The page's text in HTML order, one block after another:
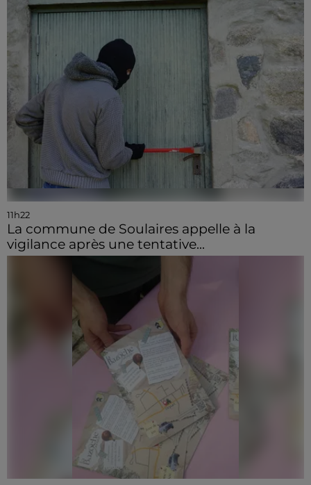
11h22
La commune de Soulaires appelle à la
vigilance après une tentative...